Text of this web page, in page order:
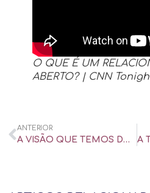
O QUE É UM
ABERTO? | CNN
ANTERIOR
A VISÃO QUE TEMOS DO AMOR MUDOU COM O TEMPO? | CNN TONIGHT – ENTREVISTA